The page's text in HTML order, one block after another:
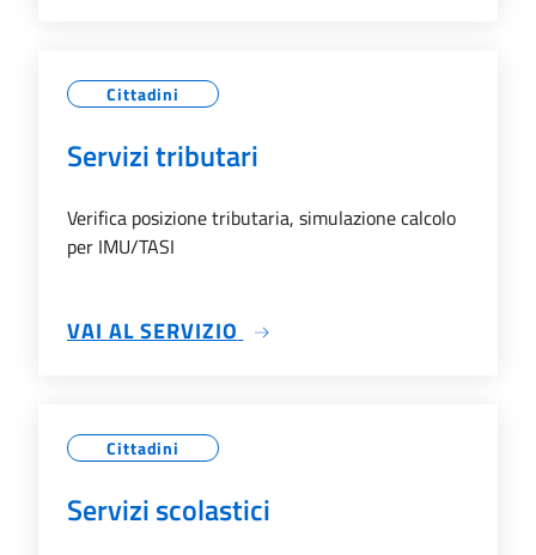
Cittadini
Servizi tributari
Verifica posizione tributaria, simulazione calcolo
per IMU/TASI
VAI AL SERVIZIO SU SERVIZI TRIBUTARI
Cittadini
Servizi scolastici